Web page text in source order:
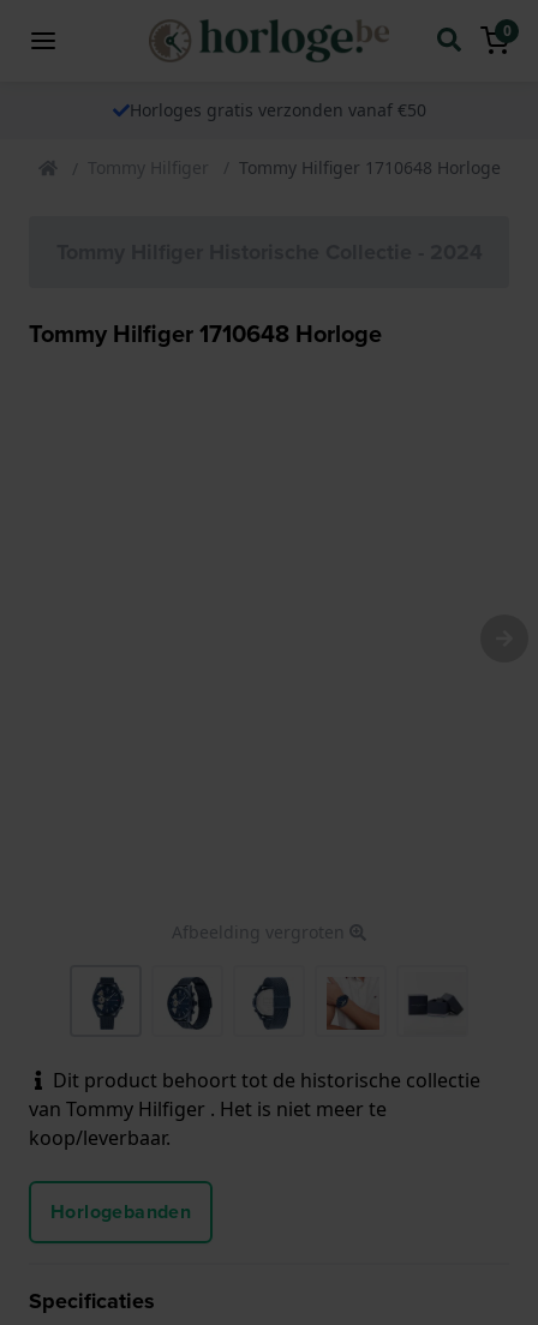
0
Horloges gratis verzonden vanaf €50
Tommy Hilfiger Tommy Hilfiger 1710648 Horloge
Tommy Hilfiger 1710648 Horloge
Afbeelding vergroten
Dit product behoort tot de historische collectie
van Tommy Hilfiger . Het is niet meer te
koop/leverbaar.
Horlogebanden
Specificaties